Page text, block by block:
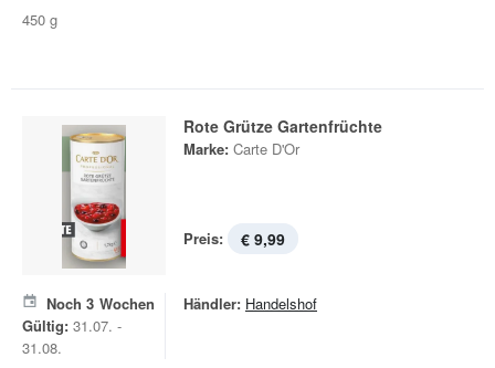
450 g
Rote Grütze Gartenfrüchte
Marke: Carte D'Or
Preis: € 9,99
Noch 3 Wochen
Gültig: 31.07. -
31.08.
Händler: Handelshof